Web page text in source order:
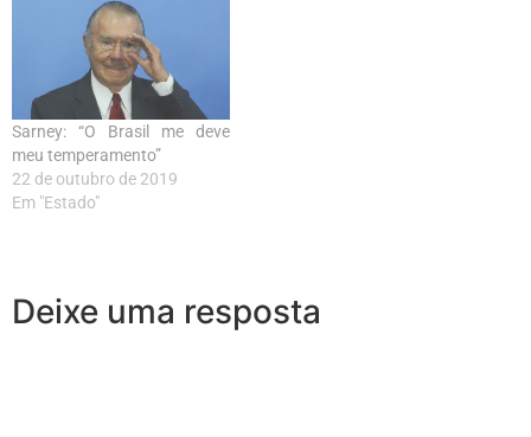
Sarney: “O Brasil me deve
meu temperamento”
22 de outubro de 2019
Em "Estado"
Deixe uma resposta